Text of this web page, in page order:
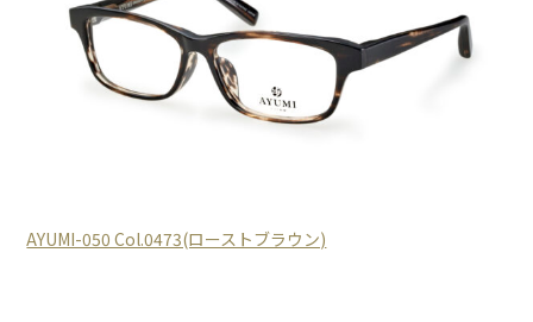
AYUMI-050 Col.0473(ローストブラウン)